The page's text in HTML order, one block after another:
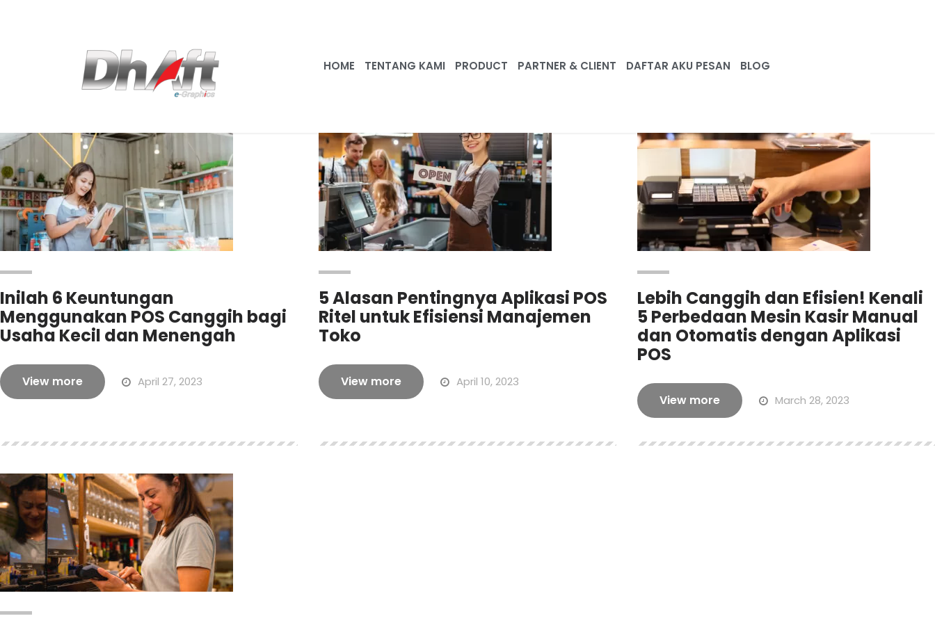
HOME TENTANG KAMI PRODUCT PARTNER & CLIENT DAFTAR AKU PESAN BLOG
Inilah 6 Keuntungan
Menggunakan POS Canggih bagi
Usaha Kecil dan Menengah
View more April 27, 2023
5 Alasan Pentingnya Aplikasi POS
Ritel untuk Efisiensi Manajemen
Toko
View more April 10, 2023
Lebih Canggih dan Efisien! Kenali
5 Perbedaan Mesin Kasir Manual
dan Otomatis dengan Aplikasi
POS
View more March 28, 2023